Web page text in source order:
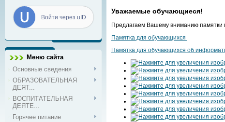
Войти через uID
Меню сайта
Основные сведения
ОБРАЗОВАТЕЛЬНАЯ
ДЕЯТ...
ВОСПИТАТЕЛЬНАЯ
ДЕЯТЕ...
Горячее питание
Уважаемые обучающиеся!
Предлагаем Вашему вниманию
Памятка для обучающихся
Памятка для обучающихся об